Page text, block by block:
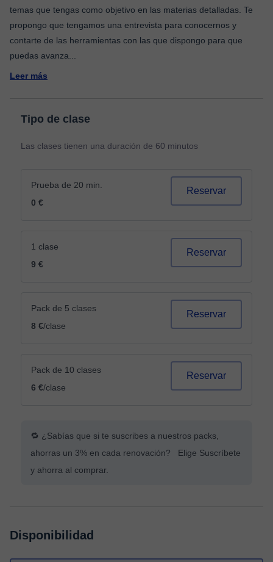
temas que tengas como objetivo en las materias detalladas. Te
propongo que tengamos una entrevista para conocernos y
contarte de las herramientas con las que dispongo para que
puedas avanza
Leer más
Tipo de clase
Las clases tienen una duración de 60 minutos
Prueba de 20 min.
0 €
Reservar
1 clase
9 €
Reservar
Pack de 5 clases
8 €/clase
Reservar
Pack de 10 clases
6 €/clase
Reservar
🔁 ¿Sabías que si te suscribes a nuestros packs,
ahorras un 3% en cada renovación? Elige Suscríbete
y ahorra al comprar.
Disponibilidad